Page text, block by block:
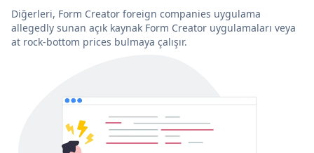
Diğerleri, Form Creator foreign companies uygulama
allegedly sunan açık kaynak Form Creator uygulamaları veya
at rock-bottom prices bulmaya çalışır.